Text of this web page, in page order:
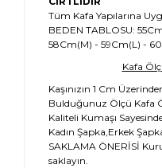
Tüm Kafa Yapılarına
BEDEN TABLOSU:
58Cm(M) - 59Cm(L) -
Kafa
Kaşınızın 1 Cm
Bulduğunuz Ölçü Kafa
Kaliteli Kumaşı
Kadın Şapka,Erkek
SAKLAMA ÖNERİSİ
saklayın.